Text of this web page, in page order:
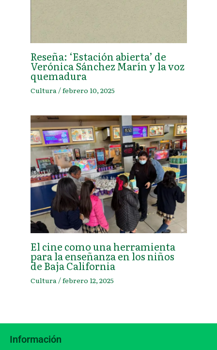
Reseña: ‘Estación abierta’ de
Verónica Sánchez Marín y la voz
quemadura
Cultura/febrero 10, 2025
El cine como una herramienta
para la enseñanza en los niños
de Baja California
Cultura /febrero 12, 2025
Información